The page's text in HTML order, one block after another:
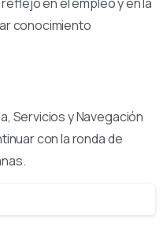
conocimiento
Servicios y Navegación
con la ronda de